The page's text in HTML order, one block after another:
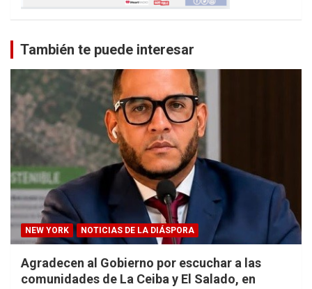
También te puede interesar
NEW YORK NOTICIAS DE LA DIÁSPORA
Agradecen al Gobierno por escuchar a las
comunidades de La Ceiba y El Salado, en